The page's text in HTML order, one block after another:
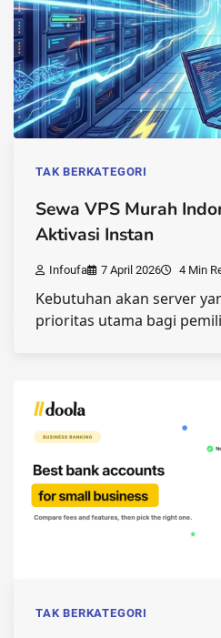
TAK BERKATEGORI
Sewa VPS Murah
Aktivasi Instan
Infoufa 7 April 2026 4 Min
Kebutuhan akan server
prioritas utama bagi
TAK BERKATEGORI